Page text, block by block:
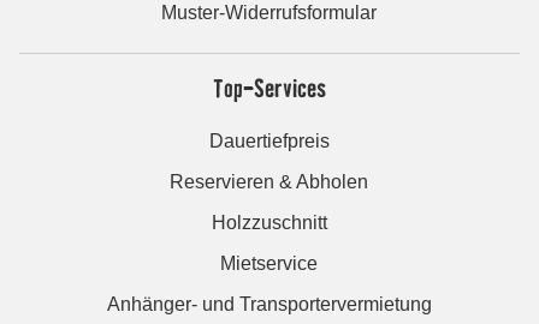
Muster-Widerrufsformular
Top-Services
Dauertiefpreis
Reservieren & Abholen
Holzzuschnitt
Mietservice
Anhänger- und Transportervermietung